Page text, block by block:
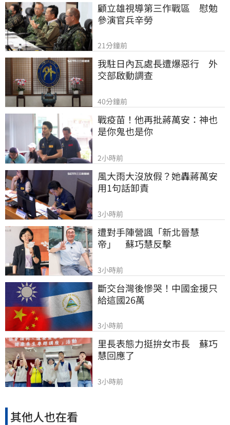
顧立雄視導第三作戰區　慰勉
參演官兵辛勞
21分鐘前
我駐日內瓦處長遭爆惡行　外
交部啟動調查
40分鐘前
戰疫苗！他再批蔣萬安：神也
是你鬼也是你
2小時前
風大雨大沒放假？她轟蔣萬安
用1句話卸責
3小時前
遭對手陣營諷「新北晉慧
帝」　蘇巧慧反擊
3小時前
斷交台灣後慘哭！中國金援只
給這國26萬
3小時前
里長表態力挺拚女市長　蘇巧
慧回應了
3小時前
其他人也在看